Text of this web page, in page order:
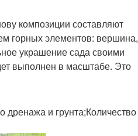
композиции составляют
горных элементов: вершина,
украшение сада своими
выполнен в масштабе. Это
дренажа и грунта;Количество